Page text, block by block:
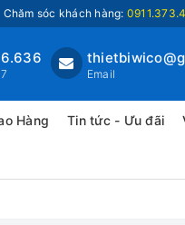
Chăm sóc khách hàng:
Email
Hàng Tin tức - Ưu đãi